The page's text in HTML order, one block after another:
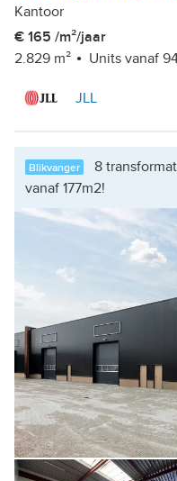
Kantoor
€ 165 /m²/jaar
2.829 m²
Units vanaf
JLL
Blikvanger
8
vanaf 177m2!